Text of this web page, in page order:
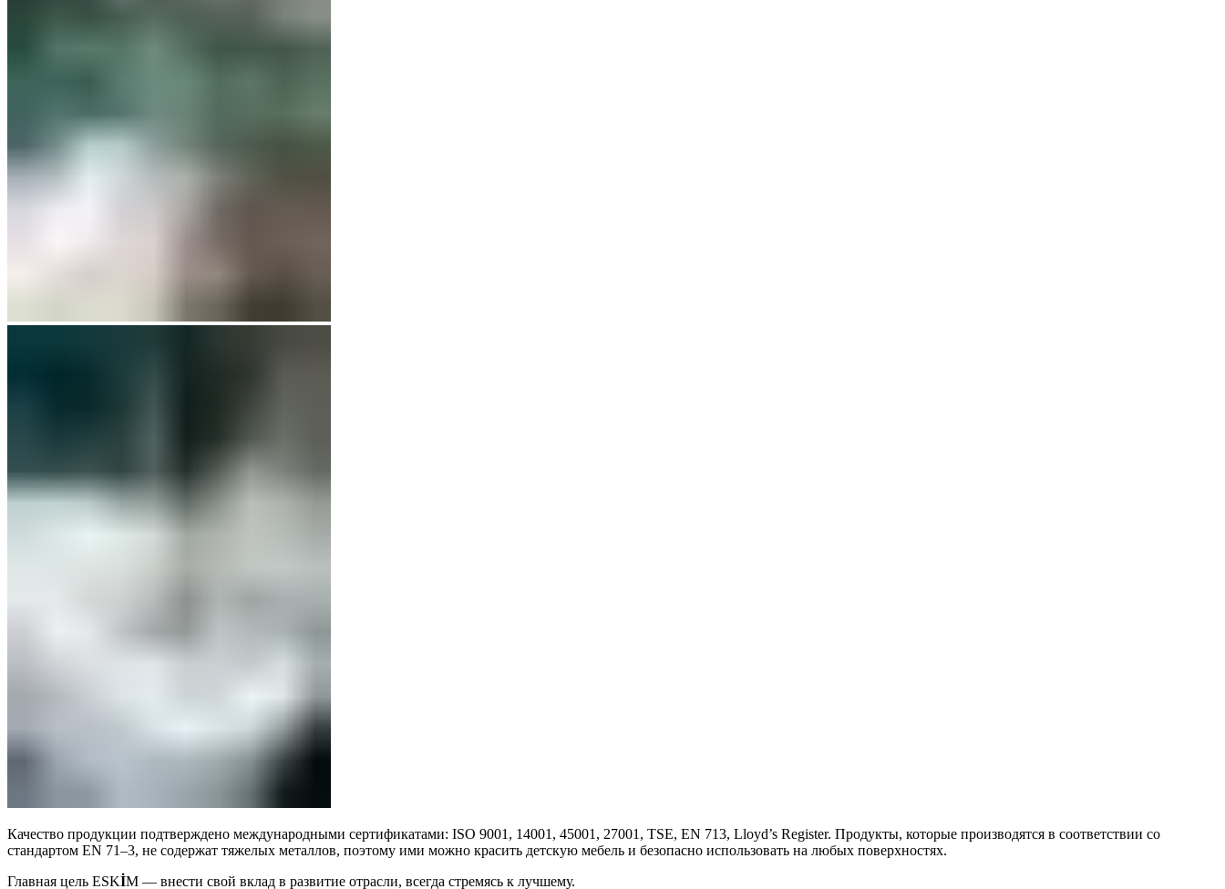
Качество продукции подтверждено международными сертификатами: ISO 9001, 14001, 45001, 27001, TSE, EN 71­3, Lloyd’s Register. Продукты, которые производятся в соответствии со
стандартом EN 71–3, не содержат тяжелых металлов, поэтому ими можно красить детскую мебель и безопасно использовать на любых поверхностях.
Главная цель ESKİM — внести свой вклад в развитие отрасли, всегда стремясь к лучшему.